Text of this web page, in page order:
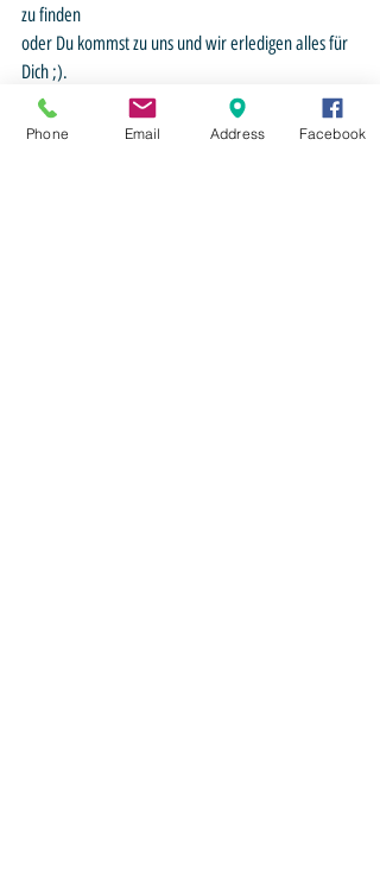
zu finden
oder Du kommst zu uns und wir erledigen alles für
Dich ;).
Wir wünschen dir viel Erfolg auf deinem Weg zu
Phone Email Address Facebook